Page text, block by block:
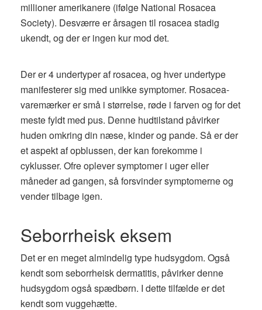
millioner amerikanere (ifølge National Rosacea
Society). Desværre er årsagen til rosacea stadig
ukendt, og der er ingen kur mod det.
Der er 4 undertyper af rosacea, og hver undertype
manifesterer sig med unikke symptomer. Rosacea-
varemærker er små i størrelse, røde i farven og for det
meste fyldt med pus. Denne hudtilstand påvirker
huden omkring din næse, kinder og pande. Så er der
et aspekt af opblussen, der kan forekomme i
cyklusser. Ofre oplever symptomer i uger eller
måneder ad gangen, så forsvinder symptomerne og
vender tilbage igen.
Seborrheisk eksem
Det er en meget almindelig type hudsygdom. Også
kendt som seborrheisk dermatitis, påvirker denne
hudsygdom også spædbørn. I dette tilfælde er det
kendt som vuggehætte.